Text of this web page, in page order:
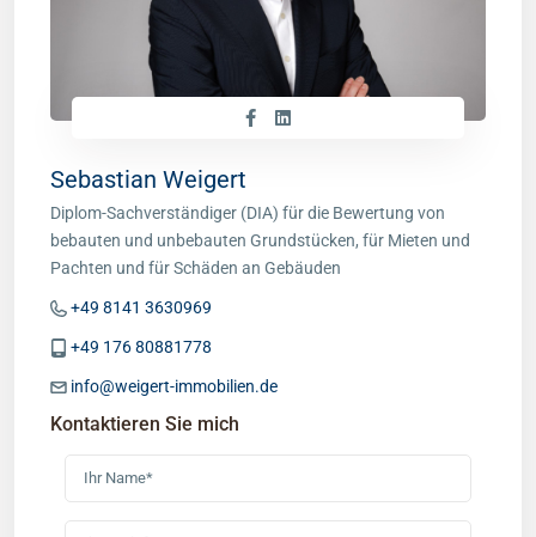
Sebastian Weigert
Diplom-Sachverständiger (DIA) für die Bewertung von
bebauten und unbebauten Grundstücken, für Mieten und
Pachten und für Schäden an Gebäuden
+49 8141 3630969
+49 176 80881778
info@weigert-immobilien.de
Kontaktieren Sie mich